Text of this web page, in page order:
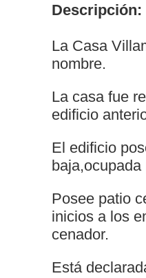
Descripción:
La Casa
nombre.
La casa fue
edificio
El edificio
Posee patio
inicios a los
cenador.
Está